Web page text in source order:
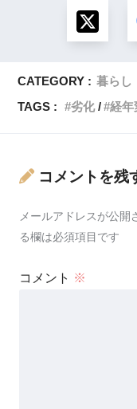
CATEGORY : 暮らし
TAGS :
劣化 経年
コメントを残
メールアドレスが公開
る欄は必須項目です
コメント ※